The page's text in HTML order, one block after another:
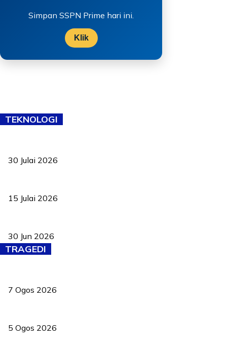
Simpan SSPN Prime hari ini.
Klik
TEKNOLOGI
30 Julai 2026
15 Julai 2026
30 Jun 2026
TRAGEDI
7 Ogos 2026
5 Ogos 2026